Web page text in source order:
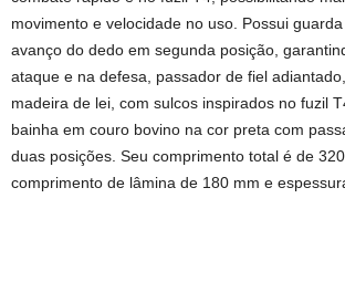
movimento e velocidade no uso. Possui
avanço do dedo em segunda posição,
ataque e na defesa, passador de fiel
madeira de lei, com sulcos inspirados no fuzil
bainha em couro bovino na cor preta com
duas posições. Seu comprimento total é de
comprimento de lâmina de 180 mm e